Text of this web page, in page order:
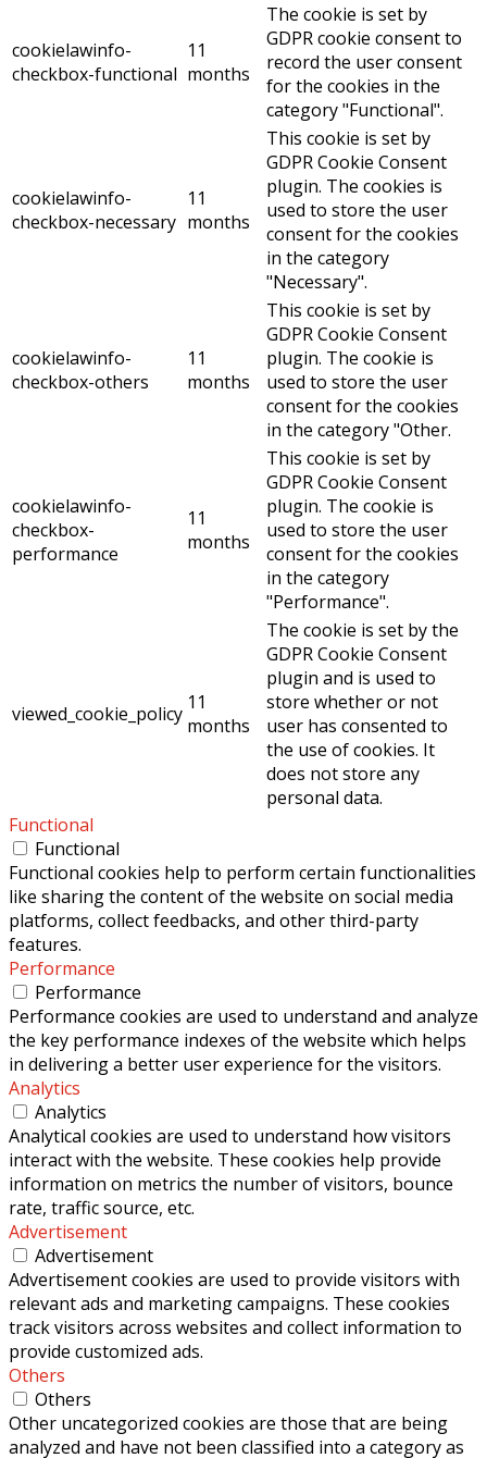
cookielawinfo-
checkbox-functional
11
months
The cookie is set by
GDPR cookie consent to
record the user consent
for the cookies in the
category "Functional".
cookielawinfo-
checkbox-necessary
11
months
This cookie is set by
GDPR Cookie Consent
plugin. The cookies is
used to store the user
consent for the cookies
in the category
"Necessary".
cookielawinfo-
checkbox-others
11
months
This cookie is set by
GDPR Cookie Consent
plugin. The cookie is
used to store the user
consent for the cookies
in the category "Other.
cookielawinfo-
checkbox-
performance
11
months
This cookie is set by
GDPR Cookie Consent
plugin. The cookie is
used to store the user
consent for the cookies
in the category
"Performance".
viewed_cookie_policy 11
months
The cookie is set by the
GDPR Cookie Consent
plugin and is used to
store whether or not
user has consented to
the use of cookies. It
does not store any
personal data.
Functional
Functional
Functional cookies help to perform certain functionalities
like sharing the content of the website on social media
platforms, collect feedbacks, and other third-party
features.
Performance
Performance
Performance cookies are used to understand and analyze
the key performance indexes of the website which helps
in delivering a better user experience for the visitors.
Analytics
Analytics
Analytical cookies are used to understand how visitors
interact with the website. These cookies help provide
information on metrics the number of visitors, bounce
rate, traffic source, etc.
Advertisement
Advertisement
Advertisement cookies are used to provide visitors with
relevant ads and marketing campaigns. These cookies
track visitors across websites and collect information to
provide customized ads.
Others
Others
Other uncategorized cookies are those that are being
analyzed and have not been classified into a category as